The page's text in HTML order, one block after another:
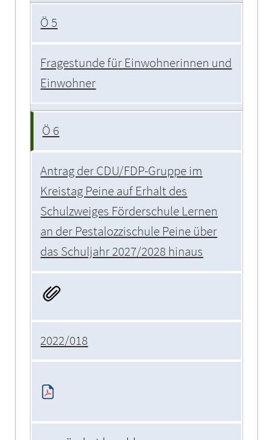
Ö 5
Fragestunde für Einwohnerinnen und
Einwohner
Ö 6
Antrag der CDU/FDP-Gruppe im
Kreistag Peine auf Erhalt des
Schulzweiges Förderschule Lernen
an der Pestalozzischule Peine über
das Schuljahr 2027/2028 hinaus
2022/018